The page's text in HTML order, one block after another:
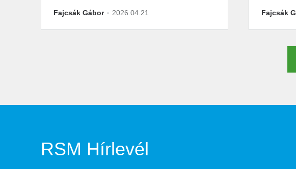
Fajcsák Gábor 2026.04.21 Fajcsák
RSM Hírlevél